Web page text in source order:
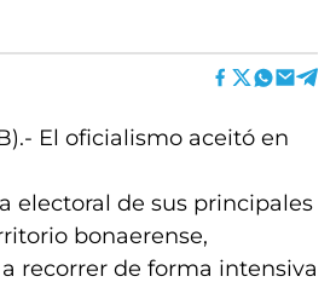
El oficialismo aceitó en
electoral de sus principales
bonaerense,
recorrer de forma intensiva